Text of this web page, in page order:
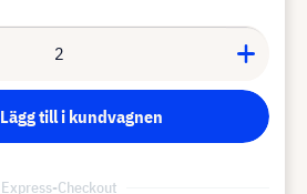
Lägg till i kundvagnen
Express-Checkout